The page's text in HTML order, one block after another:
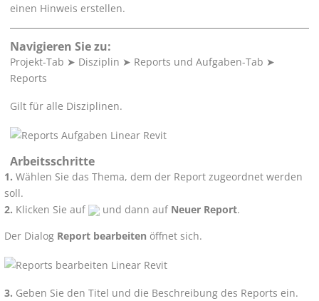
einen Hinweis erstellen.
Navigieren Sie zu:
Projekt-Tab ➤ Disziplin ➤ Reports und Aufgaben-Tab ➤
Reports
Gilt für alle Disziplinen.
Arbeitsschritte
Wählen Sie das Thema, dem der Report zugeordnet werden
soll.
Klicken Sie auf
und dann auf Neuer Report.
Der Dialog Report bearbeiten öffnet sich.
Geben Sie den Titel und die Beschreibung des Reports ein.